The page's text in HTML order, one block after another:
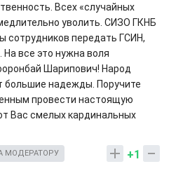
Всех «случайных
уволить. СИЗО ГКНБ
сотрудников передать ГСИН,
все это нужна воля
Шарипович! Народ
большие надежды. Поручите
провести настоящую
Вас смелых кардинальных
+1
МОДЕРАТОРУ